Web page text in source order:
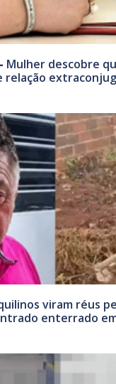
Mulher descobre
viram réus
enterrado